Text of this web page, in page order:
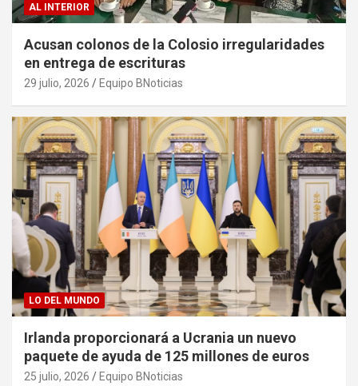
AL INTERIOR
Acusan colonos de la Colosio irregularidades
en entrega de escrituras
29 julio, 2026 Equipo BNoticias
LO DEL MUNDO
Irlanda proporcionará a Ucrania un nuevo
paquete de ayuda de 125 millones de euros
25 julio, 2026 Equipo BNoticias